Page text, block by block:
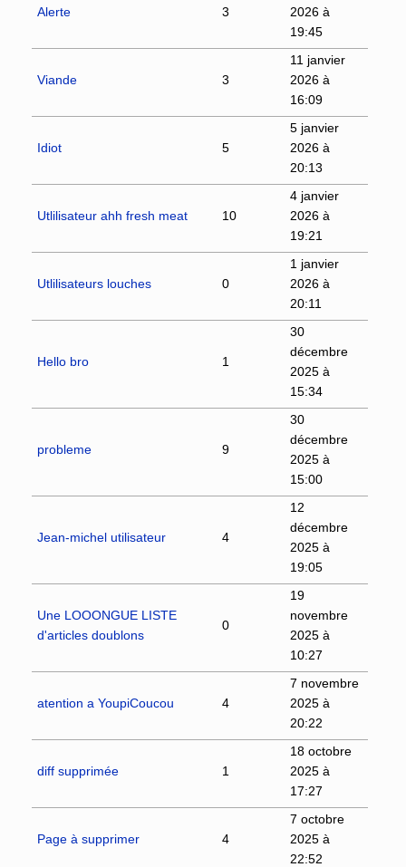
Alerte 3
2026 à
19:45
Viande 3
11 janvier
2026 à
16:09
Idiot 5
5 janvier
2026 à
20:13
Utlilisateur ahh fresh meat 10
4 janvier
2026 à
19:21
Utlilisateurs louches 0
1 janvier
2026 à
20:11
Hello bro 1
30
décembre
2025 à
15:34
probleme 9
30
décembre
2025 à
15:00
Jean-michel utilisateur 4
12
décembre
2025 à
19:05
Une LOOONGUE LISTE
d'articles doublons
0
19
novembre
2025 à
10:27
atention a YoupiCoucou 4
7 novembre
2025 à
20:22
diff supprimée 1
18 octobre
2025 à
17:27
Page à supprimer 4
7 octobre
2025 à
22:52